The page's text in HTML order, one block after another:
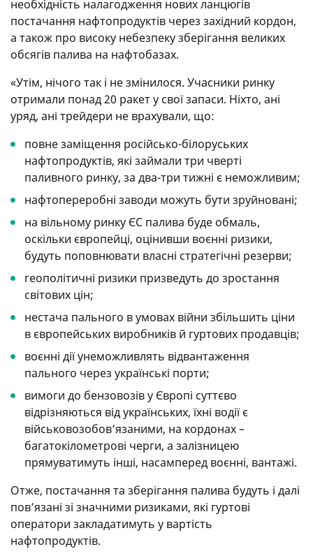
необхідність налагодження нових ланцюгів
постачання нафтопродуктів через західний кордон,
а також про високу небезпеку зберігання великих
обсягів палива на нафтобазах.
«Утім, нічого так і не змінилося. Учасники ринку
отримали понад 20 ракет у свої запаси. Ніхто, ані
уряд, ані трейдери не врахували, що:
повне заміщення російсько-білоруських
нафтопродуктів, які займали три чверті
паливного ринку, за два-три тижні є неможливим;
нафтопереробні заводи можуть бути зруйновані;
на вільному ринку ЄС палива буде обмаль,
оскільки європейці, оцінивши воєнні ризики,
будуть поповнювати власні стратегічні резерви;
геополітичні ризики призведуть до зростання
світових цін;
нестача пального в умовах війни збільшить ціни
в європейських виробників й гуртових продавців;
воєнні дії унеможливлять відвантаження
пального через українські порти;
вимоги до бензовозів у Європі суттєво
відрізняються від українських, їхні водії є
військовозобов’язаними, на кордонах –
багатокілометрові черги, а залізницею
прямуватимуть інші, насамперед воєнні, вантажі.
Отже, постачання та зберігання палива будуть і далі
пов’язані зі значними ризиками, які гуртові
оператори закладатимуть у вартість
нафтопродуктів.